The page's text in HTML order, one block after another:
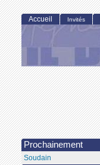
Accueil Invités
Prochainement
Soudain